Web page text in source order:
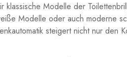
klassische Modelle der
Modelle oder auch moderne
steigert nicht nur den